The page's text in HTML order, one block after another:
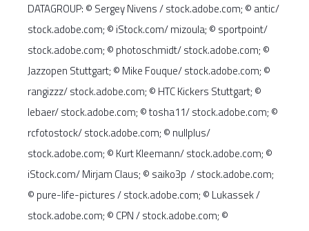
DATAGROUP: © Sergey Nivens / stock.adobe.com; © antic/
stock.adobe.com; © iStock.com/ mizoula; © sportpoint/
stock.adobe.com; © photoschmidt/ stock.adobe.com; ©
Jazzopen Stuttgart; © Mike Fouque/ stock.adobe.com; ©
rangizzz/ stock.adobe.com; © HTC Kickers Stuttgart; ©
lebaer/ stock.adobe.com; © tosha11/ stock.adobe.com; ©
rcfotostock/ stock.adobe.com; © nullplus/
stock.adobe.com; © Kurt Kleemann/ stock.adobe.com; ©
iStock.com/ Mirjam Claus; © saiko3p / stock.adobe.com;
© pure-life-pictures / stock.adobe.com; © Lukassek /
stock.adobe.com; © CPN / stock.adobe.com; ©